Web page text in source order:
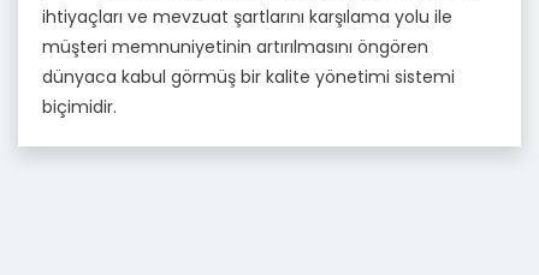
ihtiyaçları ve mevzuat şartlarını karşılama yolu ile
müşteri memnuniyetinin artırılmasını öngören
dünyaca kabul görmüş bir kalite yönetimi sistemi
biçimidir.